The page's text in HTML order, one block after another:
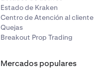
Estado de Kraken
Centro de Atención al cliente
Quejas
Breakout Prop Trading
Mercados populares